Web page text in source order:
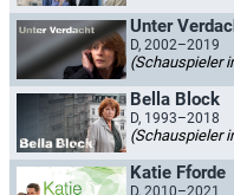
Unter
D, 2002–2019
(Schauspieler
Bella Block
D, 1993–2018
(Schauspieler
Katie Fforde
D, 2010–2021